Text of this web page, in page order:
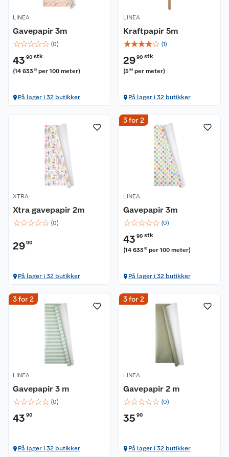
LINEA
Gavepapir 3m
☆☆☆☆☆ (0)
43 90 stk
(14 63333 per 100 meter)
På lager i 32 butikker
LINEA
Kraftpapir 5m
☆☆☆☆☆ (1)
2990 stk
(598 per meter)
På lager i 32 butikker
XTRA
Xtra gavepapir 2m
☆☆☆☆☆ (0)
2990
På lager i 32 butikker
3 for 2
LINEA
Gavepapir 3m
☆☆☆☆☆ (0)
43 90 stk
(14 63333 per 100 meter)
På lager i 32 butikker
3 for 2
LINEA
Gavepapir 3 m
☆☆☆☆☆ (0)
43 90
På lager i 32 butikker
3 for 2
LINEA
Gavepapir 2 m
☆☆☆☆☆ (0)
35 90
På lager i 32 butikker